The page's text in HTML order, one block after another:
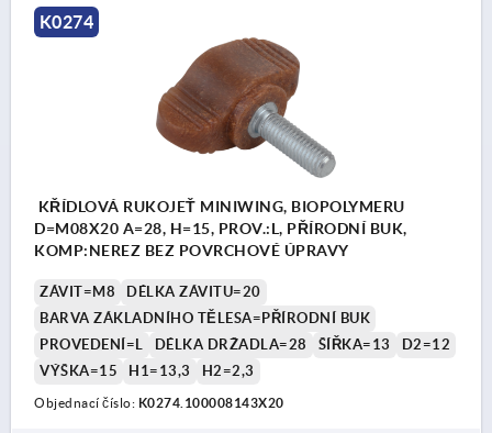
K0274
KŘÍDLOVÁ RUKOJEŤ MINIWING, BIOPOLYMERU
D=M08X20 A=28, H=15, PROV.:L, PŘÍRODNÍ BUK,
KOMP:NEREZ BEZ POVRCHOVÉ ÚPRAVY
ZÁVIT=M8
DÉLKA ZÁVITU=20
BARVA ZÁKLADNÍHO TĚLESA=PŘÍRODNÍ BUK
PROVEDENÍ=L
DÉLKA DRŽADLA=28 ŠÍŘKA=13
D2=12
VÝŠKA=15
H1=13,3 H2=2,3
Objednací číslo: K0274.100008143X20